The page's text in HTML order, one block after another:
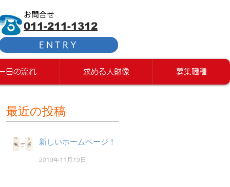
お問合せ
011-211-1312
ENTRY
日の流れ 求める人財像 募集職種
最近の投稿
新しいホームページ！
2019年11月19日